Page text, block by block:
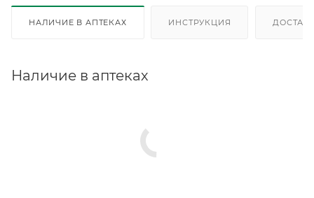
НАЛИЧИЕ В АПТЕКАХ ИНСТРУКЦИЯ
Наличие в аптеках